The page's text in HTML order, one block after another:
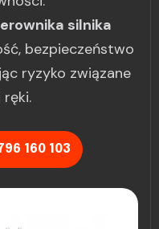
silnika
bezpieczeństwo
ryzyko związane
160 103